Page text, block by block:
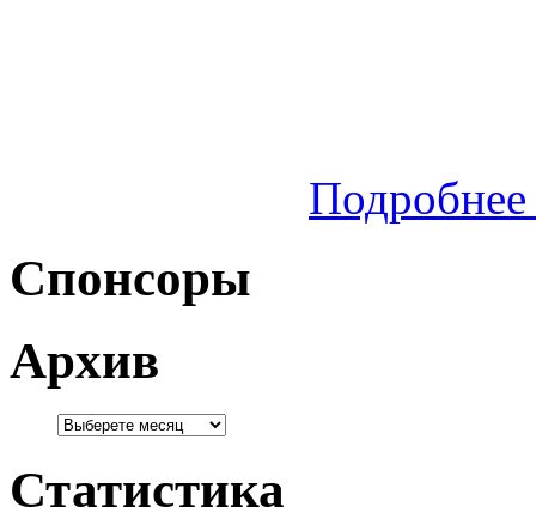
Спонсоры
Архив
Статистика